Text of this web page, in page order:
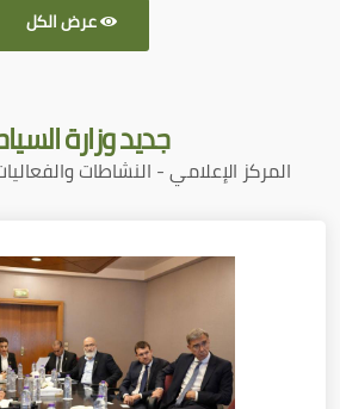
عرض الكل
جديدوزارة
المركز الإعلامي - النشاطات